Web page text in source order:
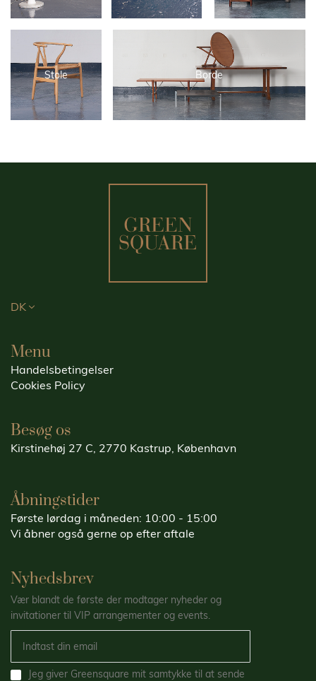
Stole Borde
DK
Menu
Handelsbetingelser
Cookies Policy
Besøg os
Kirstinehøj 27 C, 2770 Kastrup, København
Åbningstider
Første lørdag i måneden: 10:00 - 15:00
Vi åbner også gerne op efter aftale
Nyhedsbrev
Vær blandt de første der modtager nyheder og
invitationer til VIP arrangementer og events.
Jeg giver Greensquare mit samtykke til at sende